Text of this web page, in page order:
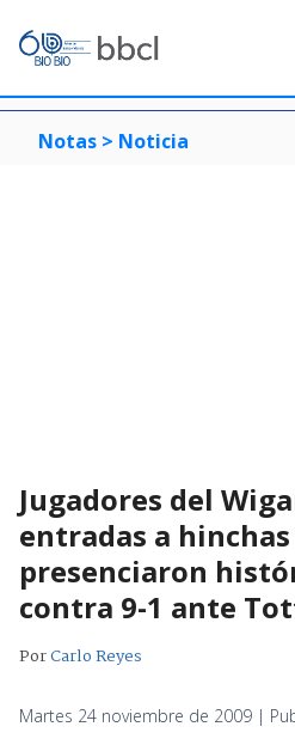
Notas > Noticia
Jugadores del
entradas a
presenciaron
contra 9-1 ante
PorCarlo Reyes
Martes 24 noviembre de 2009 |